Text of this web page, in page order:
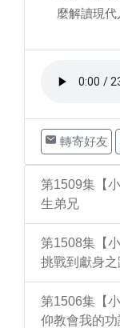
麼解讀現
轉寄好友
第1509集【
生弟兄
第1508集【
挑戰到獻身
第1506集【
仰教會我的功